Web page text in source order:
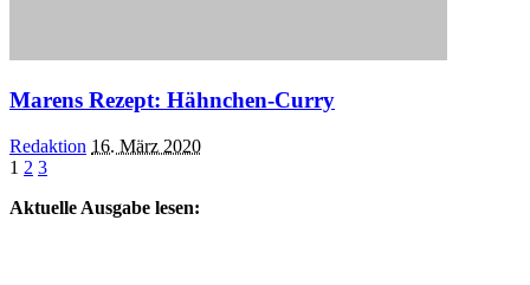
Marens Rezept: Hähnchen-Curry
Posted
by
Redaktion 16. März 2020
1 2 3
Aktuelle Ausgabe lesen: